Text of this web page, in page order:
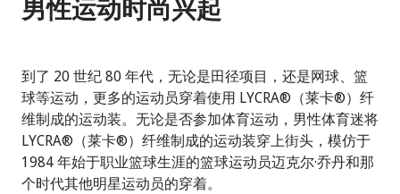
男性运动时尚兴起
到了 20 世纪 80 年代，无论是田径项目，还是网球、篮
球等运动，更多的运动员穿着使用 LYCRA®（莱卡®）纤
维制成的运动装。无论是否参加体育运动，男性体育迷将
LYCRA®（莱卡®）纤维制成的运动装穿上街头，模仿于
1984 年始于职业篮球生涯的篮球运动员迈克尔·乔丹和那
个时代其他明星运动员的穿着。